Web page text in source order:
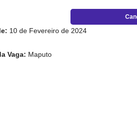
10 de Fevereiro de 2024
Vaga: Maputo